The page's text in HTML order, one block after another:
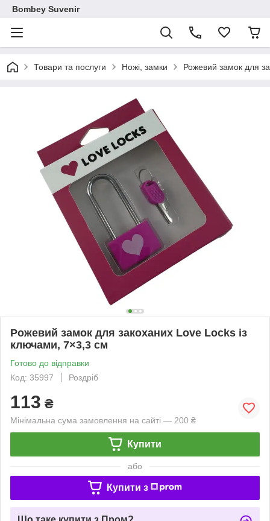
Bombey Suvenir
Товари та послуги Ножі, замки Рожевий замок для
Рожевий замок для закоханих Love Locks із
ключами, 7×3,3 см
Готово до відправки
Код: 35997
Роздріб
113 ₴
Мінімальна сума замовлення на сайті — 200 ₴
Купити
або
Купити з